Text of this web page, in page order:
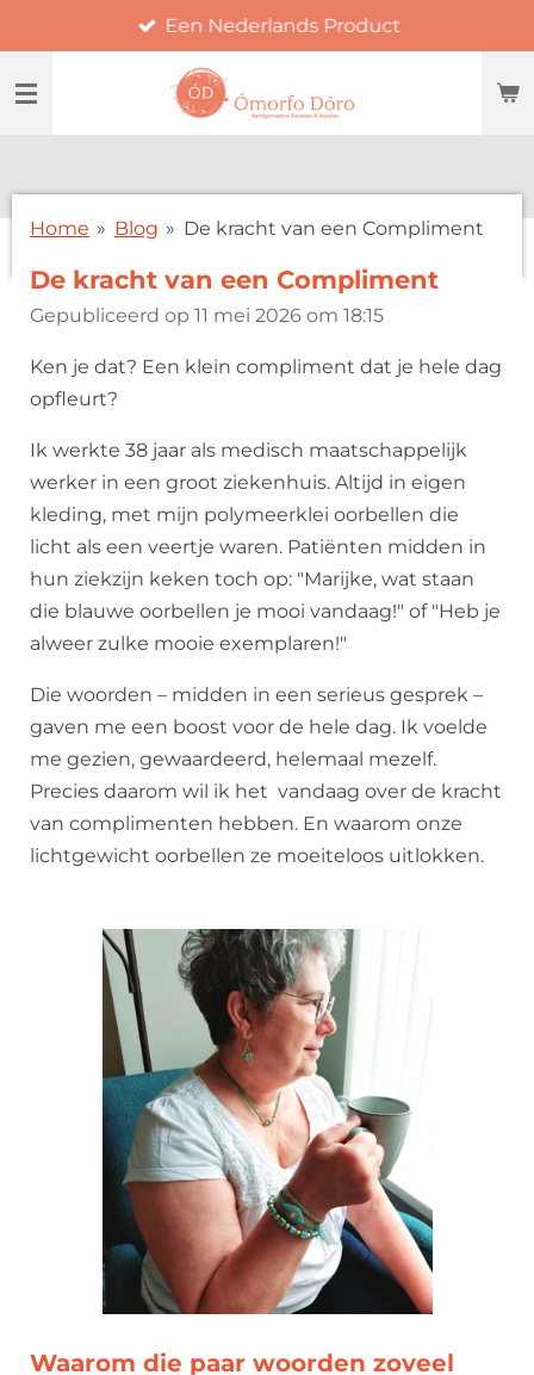
naar
Een Nederlands Product
Home » Blog » De kracht van een Compliment
De kracht van een Compliment
Gepubliceerd op 11 mei 2026 om 18:15
Ken je dat? Een klein compliment dat je hele dag
opfleurt?
Ik werkte 38 jaar als medisch maatschappelijk
werker in een groot ziekenhuis. Altijd in eigen
kleding, met mijn polymeerklei oorbellen die
licht als een veertje waren. Patiënten midden in
hun ziekzijn keken toch op: "Marijke, wat staan
die blauwe oorbellen je mooi vandaag!" of "Heb je
alweer zulke mooie exemplaren!"
Die woorden – midden in een serieus gesprek –
gaven me een boost voor de hele dag. Ik voelde
me gezien, gewaardeerd, helemaal mezelf.
Precies daarom wil ik het vandaag over de kracht
van complimenten hebben. En waarom onze
lichtgewicht oorbellen ze moeiteloos uitlokken.
Waarom die paar woorden zoveel